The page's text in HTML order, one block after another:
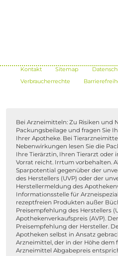
Kontakt Sitemap
Verbraucherrechte
Bei Arzneimitteln: Zu Risiken und
Packungsbeilage und fragen Sie
Ihrer Apotheke. Bei
Nebenwirkungen lesen Sie die
Ihre Tierärztin, Ihren Tierarzt oder
Vorrat reicht. Irrtum vorbehalten.
Sparpotential gegenüber der
des Herstellers (UVP) oder der
Herstellermeldung des
Informationsstelle für
rezeptfreien Produkten außer
Preisempfehlung des Herstellers
Apothekenverkaufspreis (AVP).
Preisempfehlung der Hersteller.
Apotheken selbst in Ansatz
Arzneimittel, der in der Höhe
Arzneimittel Abgabepreis